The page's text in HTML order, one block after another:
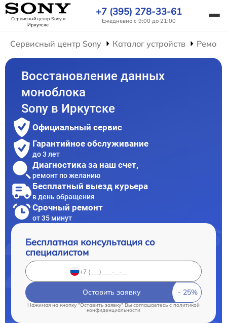
Сервисный центр Sonyв
Иркутске
+7 (395) 278-33-61
Ежедневно с 9:00 до 21:00
Сервисный центр Sony Каталог устройств
Восстановление данных
моноблока
Sony в Иркутске
Официальный сервис
Гарантийное обслуживание
до 3 лет
Диагностика за наш счет,
ремонт по желанию
Бесплатный выезд курьера
в день обращения
Срочный ремонт
от 35 минут
Бесплатная консультация со
специалистом
Оставить заявку
Нажимая на кнопку "Оставить заявку" Вы соглашаетесь c политикой
конфиденциальности